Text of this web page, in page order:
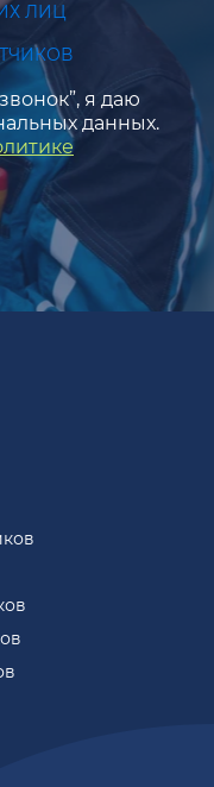
ЛИЦ
я даю
данных.